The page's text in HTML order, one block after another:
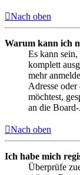
Nach oben
Warum kann ich
Es kann
komplett
mehr
Adresse
möchtest,
an die
Nach oben
Ich habe mich
Überprüfe